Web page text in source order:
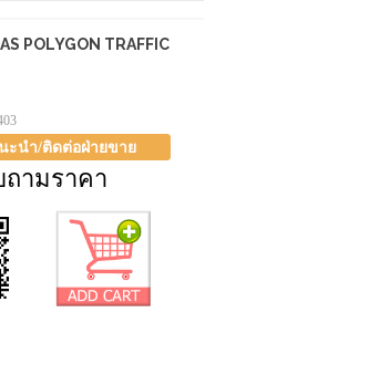
POLYGON TRAFFIC
นำ/ติดต่อฝ่ายขาย
ถามราคา